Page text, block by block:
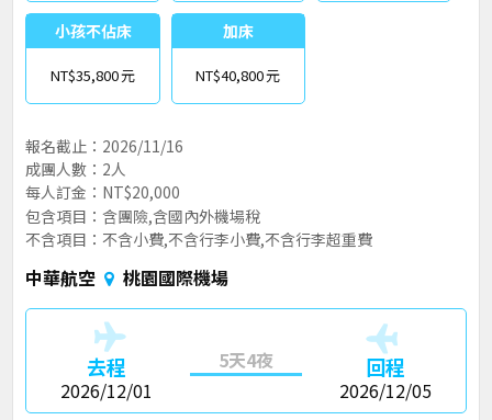
小孩不佔床
NT$35,800
加床
NT$40,800
報名截止：2026/11/16
成團人數：2人
每人訂金：NT$20,000
包含項目：含團險,含國內外機場稅
不含項目：不含小費,不含行李小費,不含行李超重費
中華航空 桃園國際機場
去程
2026/12/01
5天4夜 回程
2026/12/05